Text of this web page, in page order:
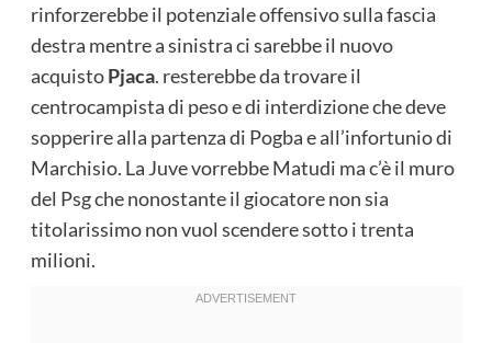
rinforzerebbe il potenziale offensivo sulla fascia
destra mentre a sinistra ci sarebbe il nuovo
acquistoPjaca. resterebbe da trovare il
centrocampista di peso e di interdizione che deve
sopperire alla partenza di Pogba e all’infortunio di
Marchisio. La Juve vorrebbe Matudi ma c’è il muro
del Psg che nonostante il giocatore non sia
titolarissimo non vuol scendere sotto i trenta
milioni.